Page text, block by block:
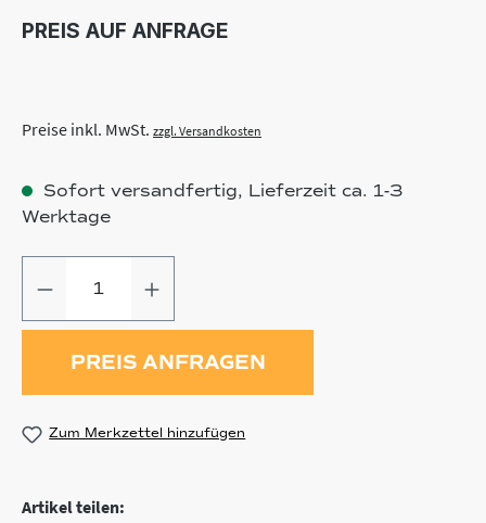
PREIS AUF ANFRAGE
Preise inkl. MwSt. zzgl. Versandkosten
Sofort versandfertig, Lieferzeit ca. 1-3
Werktage
PREIS ANFRAGEN
Zum Merkzettel hinzufügen
Artikel teilen: